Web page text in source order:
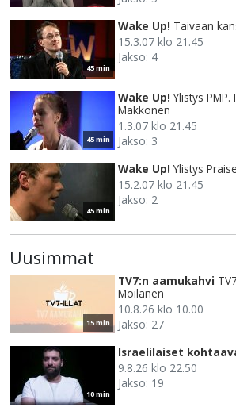
45 min
Wake Up! Taivaan
15.3.07 klo 21.45
Jakso: 4
45 min
Wake Up! Ylistys
Makkonen
1.3.07 klo 21.45
Jakso: 3
45 min
Wake Up! Ylistys
15.2.07 klo 21.45
Jakso: 2
Uusimmat
15 min
TV7:n aamukahvi
Moilanen
10.8.26 klo 10.00
Jakso: 27
10 min
Israelilaiset
9.8.26 klo 22.50
Jakso: 19